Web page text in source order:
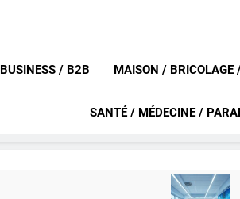
BUSINESS / B2B MAISON / BRICOLAGE
SANTÉ / MÉDECINE /